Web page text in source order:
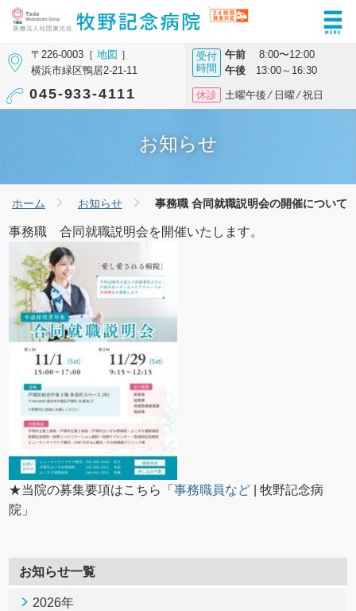
〒226-0003［地図 ］
横浜市緑区鴨居2-21-11
045-933-4111
受付
時間
午前8:00〜12:00
午後13:00～16:30
休診 土曜午後 ⁄ 日曜 ⁄ 祝日
お知らせ
ホーム お知らせ 事務職 合同就職説明会の開催について
事務職 合同就職説明会を開催いたします。
★当院の募集要項はこちら「事務職員など | 牧野記念病
院」
お知らせ一覧
2026年